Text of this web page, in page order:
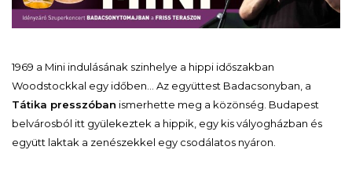
1969 a Mini indulásának szinhelye a hippi időszakban
Woodstockkal egy időben… Az együttest Badacsonyban, a
Tátika presszóban ismerhette meg a közönség. Budapest
belvárosból itt gyülekeztek a hippik, egy kis vályogházban és
együtt laktak a zenészekkel egy csodálatos nyáron.